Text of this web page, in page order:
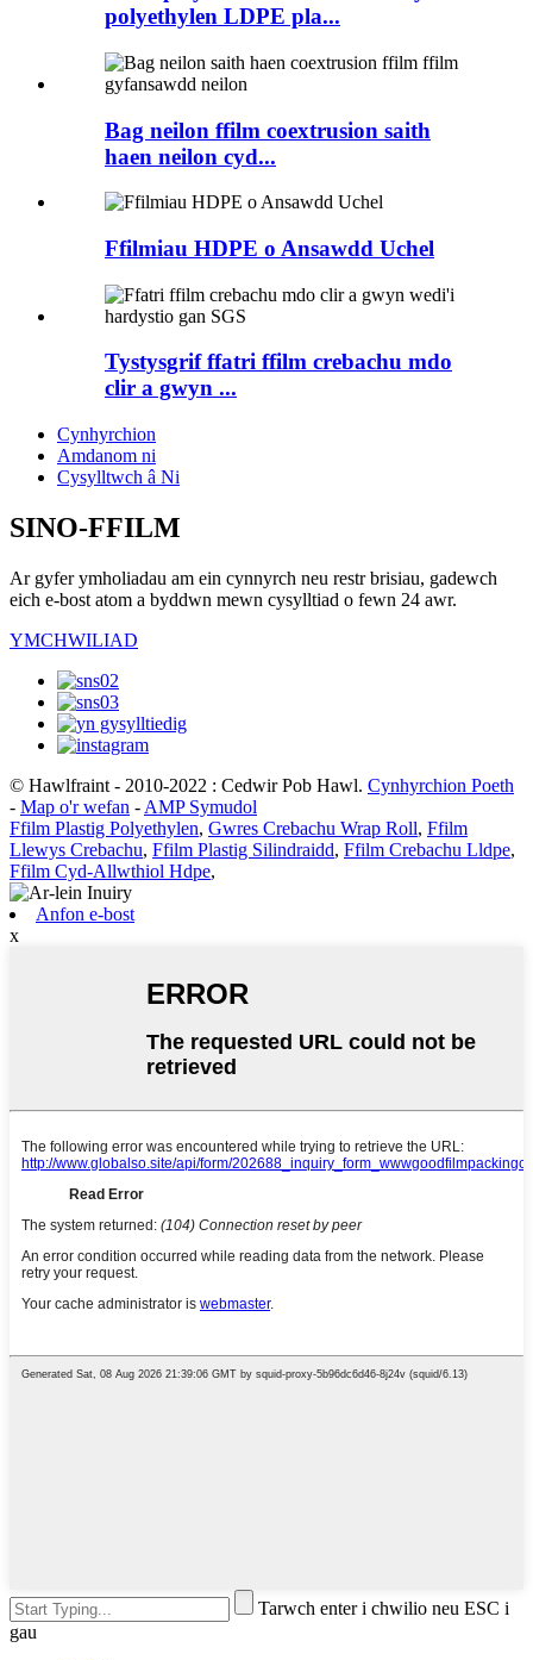
polyethylen LDPE pla...
Bag neilon ffilm coextrusion saith
haen neilon cyd...
Ffilmiau HDPE o Ansawdd Uchel
Tystysgrif ffatri ffilm crebachu mdo
clir a gwyn ...
Cynhyrchion
Amdanom ni
Cysylltwch â Ni
SINO-FFILM
Ar gyfer ymholiadau am ein cynnyrch neu restr brisiau, gadewch
eich e-bost atom a byddwn mewn cysylltiad o fewn 24 awr.
YMCHWILIAD
© Hawlfraint - 2010-2022 : Cedwir Pob Hawl. Cynhyrchion Poeth
- Map o'r wefan - AMP Symudol
Ffilm Plastig Polyethylen, Gwres Crebachu Wrap Roll, Ffilm
Llewys Crebachu, Ffilm Plastig Silindraidd, Ffilm Crebachu Lldpe,
Ffilm Cyd-Allwthiol Hdpe,
Anfon e-bost
x
Tarwch enter i chwilio neu ESC i
gau